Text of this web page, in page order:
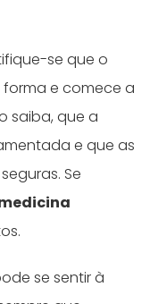
se que o
e comece a
saiba, que a
e que as
Se
se sentir à